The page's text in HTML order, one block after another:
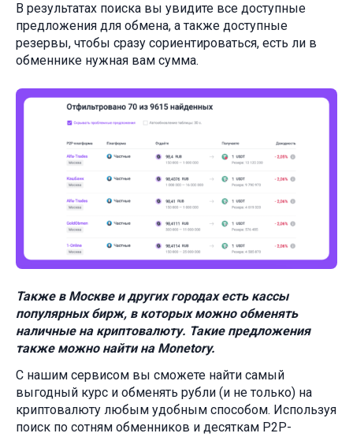
В результатах поиска вы увидите все доступные
предложения для обмена, а также доступные
резервы, чтобы сразу сориентироваться, есть ли в
обменнике нужная вам сумма.
Также в Москве и других городах есть кассы
популярных бирж, в которых можно обменять
наличные на криптовалюту. Такие предложения
также можно найти на Monetory.
С нашим сервисом вы сможете найти самый
выгодный курс и обменять рубли (и не только) на
криптовалюту любым удобным способом. Используя
поиск по сотням обменников и десяткам P2P-